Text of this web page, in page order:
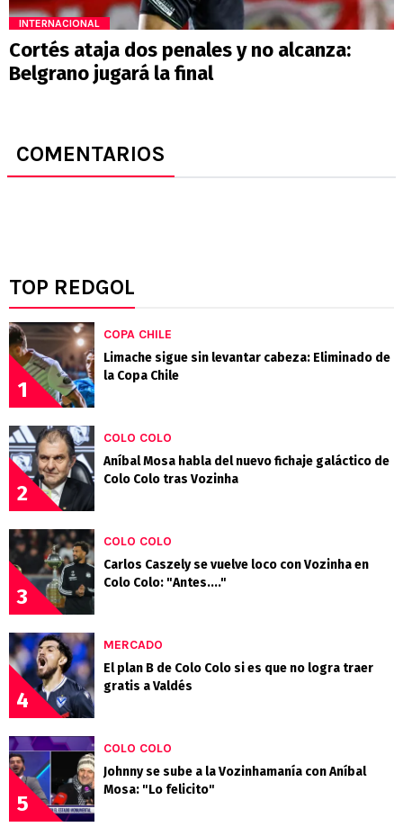
INTERNACIONAL
Cortés ataja dos penales y no alcanza:
Belgrano jugará la final
COMENTARIOS
TOP REDGOL
1
COPA CHILE
Limache sigue sin levantar cabeza: Eliminado de
la Copa Chile
2
COLO COLO
Aníbal Mosa habla del nuevo fichaje galáctico de
Colo Colo tras Vozinha
3
COLO COLO
Carlos Caszely se vuelve loco con Vozinha en
Colo Colo: "Antes...."
4
MERCADO
El plan B de Colo Colo si es que no logra traer
gratis a Valdés
5
COLO COLO
Johnny se sube a la Vozinhamanía con Aníbal
Mosa: "Lo felicito"